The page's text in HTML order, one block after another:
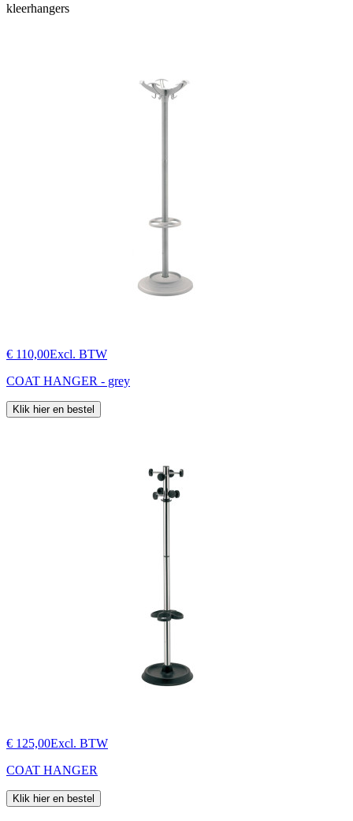
kleerhangers
€ 110,00Excl. BTW
COAT HANGER - grey
Klik hier en bestel
€ 125,00Excl. BTW
COAT HANGER
Klik hier en bestel